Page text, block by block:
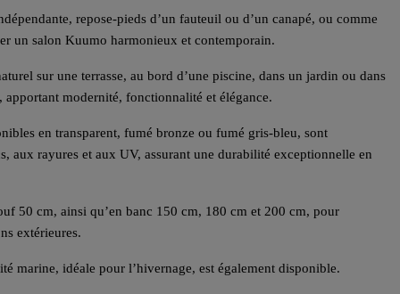
repose-pieds d’un fauteuil ou d’un canapé, ou comme
un salon Kuumo harmonieux et contemporain.
sur une terrasse, au bord d’une piscine, dans un jardin ou dans
apportant modernité, fonctionnalité et élégance.
en transparent, fumé bronze ou fumé gris-bleu, sont
aux rayures et aux UV, assurant une durabilité exceptionnelle en
50 cm, ainsi qu’en banc 150 cm, 180 cm et 200 cm, pour
extérieures.
marine, idéale pour l’hivernage, est également disponible.